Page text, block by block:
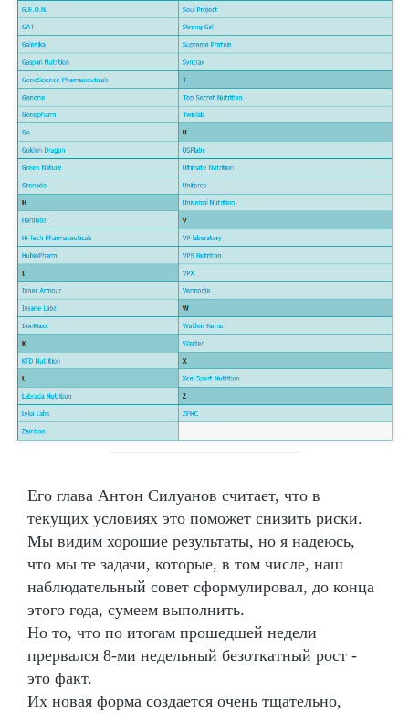
Его глава Антон Силуанов считает, что в
текущих условиях это поможет снизить риски.
Мы видим хорошие результаты, но я надеюсь,
что мы те задачи, которые, в том числе, наш
наблюдательный совет сформулировал, до конца
этого года, сумеем выполнить.
Но то, что по итогам прошедшей недели
прервался 8-ми недельный безоткатный рост -
это факт.
Их новая форма создается очень тщательно,